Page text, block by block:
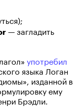
— загладить
употребил
языка Логан
изданной в
ему
Брэдли.